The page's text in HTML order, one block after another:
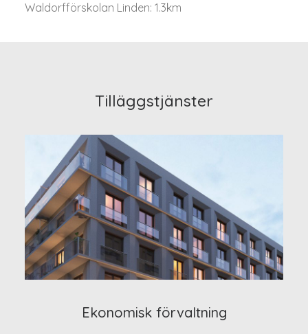
Waldorfförskolan Linden: 1.3km
Tilläggstjänster
Ekonomisk förvaltning